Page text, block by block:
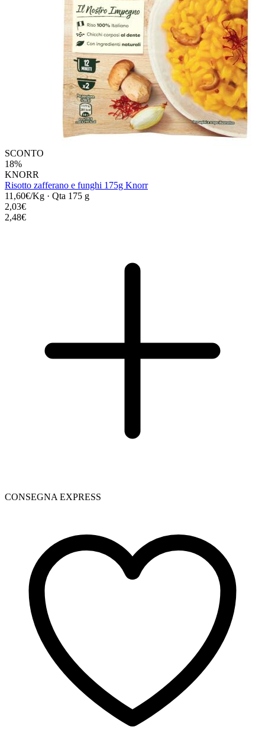
SCONTO
18%
KNORR
Risotto zafferano e funghi 175g Knorr
11,60€/Kg · Qta 175 g
2,03€
2,48€
CONSEGNA EXPRESS